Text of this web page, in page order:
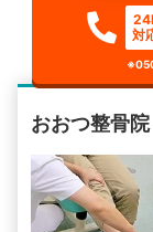
対
おおつ整骨院